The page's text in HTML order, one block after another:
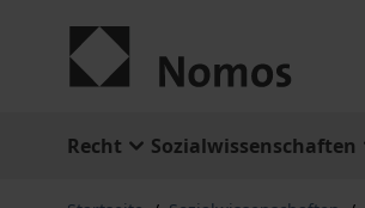
Recht Sozialwissenschaften